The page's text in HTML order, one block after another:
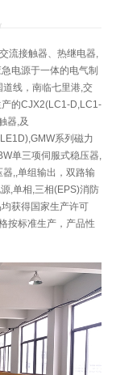
流接触器、热继电器,
电源于一体的电气制
道线，南临七里港,交
的CJX2(LC1-D,LC1-
器,及
系列磁力
单三项伺服式稳压器,
,,单组输出，双路输
,单相,三相(EPS)消防
获得国家生产许可
按标准生产，产品性